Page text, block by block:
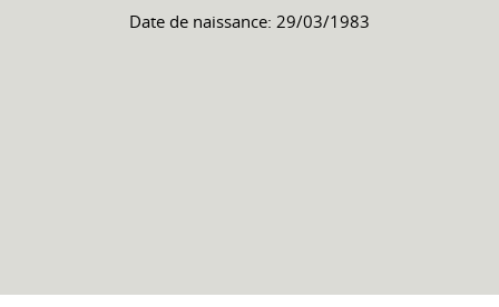
Date de naissance: 29/03/1983